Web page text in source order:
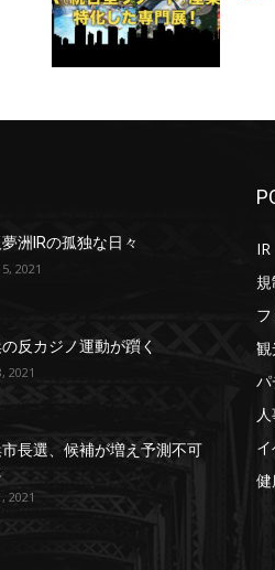
洲IRの孤独な日々
2021
反カジノ運動が躓く
2021
長選、候補が増え予測不可
2021
IR
規
パ